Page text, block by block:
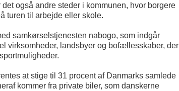
også andre steder i kommunen, hvor borgere
turen til arbejde eller skole.
samkørselstjenesten nabogo, som indgår
virksomheder, landsbyer og bofællesskaber, der
at stige til 31 procent af Danmarks samlede
kommer fra private biler, som danskerne